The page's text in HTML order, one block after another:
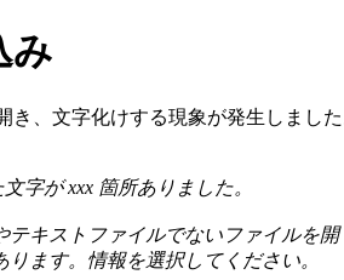
み
、文字化けする現象が発生しました
字が xxx 箇所ありました。
キストファイルでないファイルを
ます。情報を選択してください。